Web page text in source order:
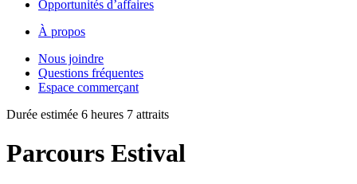
Opportunités d’affaires
À propos
Nous joindre
Questions fréquentes
Espace commerçant
Durée estimée 6 heures 7 attraits
Parcours Estival